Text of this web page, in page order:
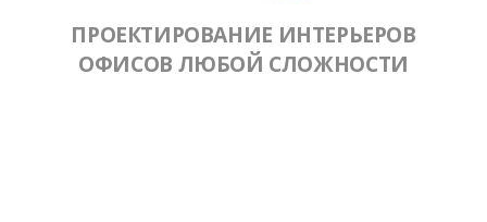
ПРОЕКТИРОВАНИЕ ИНТЕРЬЕРОВ
ОФИСОВ ЛЮБОЙ СЛОЖНОСТИ